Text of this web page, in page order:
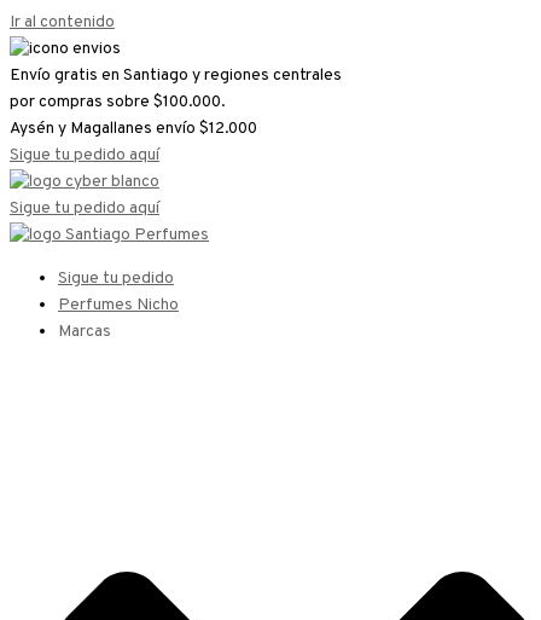
Ir al contenido
Envío gratis en Santiago y regiones centrales
por compras sobre $100.000.
Aysén y Magallanes envío $12.000
Sigue tu pedido aquí
Sigue tu pedido aquí
Sigue tu pedido
Perfumes Nicho
Marcas